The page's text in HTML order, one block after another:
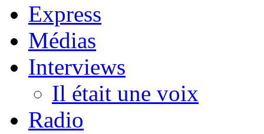
Express
Médias
Interviews
Il était une voix
Radio